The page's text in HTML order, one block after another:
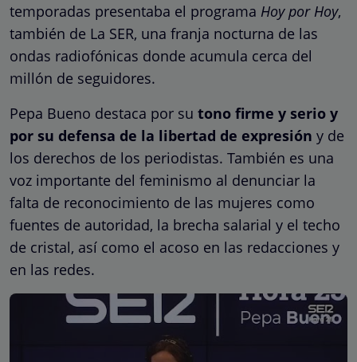
temporadas presentaba el programa Hoy por Hoy,
también de La SER, una franja nocturna de las
ondas radiofónicas donde acumula cerca del
millón de seguidores.
Pepa Bueno destaca por su tono firme y serio y
por su defensa de la libertad de expresión y de
los derechos de los periodistas. También es una
voz importante del feminismo al denunciar la
falta de reconocimiento de las mujeres como
fuentes de autoridad, la brecha salarial y el techo
de cristal, así como el acoso en las redacciones y
en las redes.